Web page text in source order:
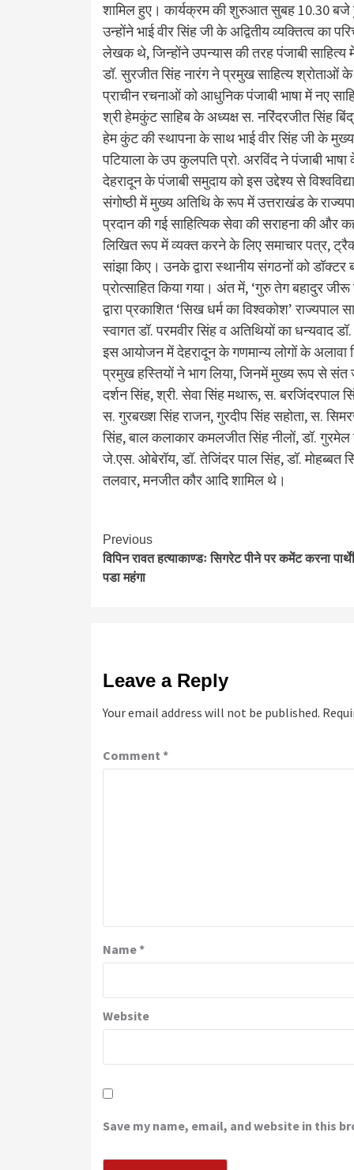
शामिल हुए। कार्यक्रम की शुरुआत सुबह 10.30 बजे
उन्होंने भाई वीर सिंह जी के अद्वितीय व्यक्तित्व का
लेखक थे, जिन्होंने उपन्यास की तरह पंजाबी साहित्य
डॉ. सुरजीत सिंह नारंग ने प्रमुख साहित्य श्रोताओं
प्राचीन रचनाओं को आधुनिक पंजाबी भाषा में नए
श्री हेमकुंट साहिब के अध्यक्ष स. नरिंदरजीत सिंह
हेम कुंट की स्थापना के साथ भाई वीर सिंह जी के
पटियाला के उप कुलपति प्रो. अरविंद ने पंजाबी
देहरादून के पंजाबी समुदाय को इस उद्देश्य से
संगोष्ठी में मुख्य अतिथि के रूप में उत्तराखंड के
प्रदान की गई साहित्यिक सेवा की सराहना की
लिखित रूप में व्यक्त करने के लिए समाचार पत्र,
सांझा किए। उनके द्वारा स्थानीय संगठनों को
प्रोत्साहित किया गया। अंत में, ‘गुरु तेग बहादुर
द्वारा प्रकाशित ‘सिख धर्म का विश्वकोश’
स्वागत डॉ. परमवीर सिंह व अतिथियों का धन्यवाद
इस आयोजन में देहरादून के गणमान्य लोगों के अलावा
प्रमुख हस्तियों ने भाग लिया, जिनमें मुख्य रूप से संत
दर्शन सिंह, श्री. सेवा सिंह मथारू, स. बरजिंदरपाल
स. गुरबख्श सिंह राजन, गुरदीप सिंह सहोता, स.
सिंह, बाल कलाकार कमलजीत सिंह नीलों, डॉ.
जे.एस. ओबेरॉय, डॉ. तेजिंदर पाल सिंह, डॉ. मोहब्बत
तलवार, मनजीत कौर आदि शामिल थे।
Continue
Reading
Previous
विपिन रावत हत्याकाण्डः सिगरेट पीने पर कमेंट करना
पडा महंगा
Leave a Reply
Your email address will not be published.
Comment *
Name*
Website
Save my name, email, and website in this